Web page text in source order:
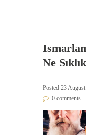
Ne
Posted 23
0 comments